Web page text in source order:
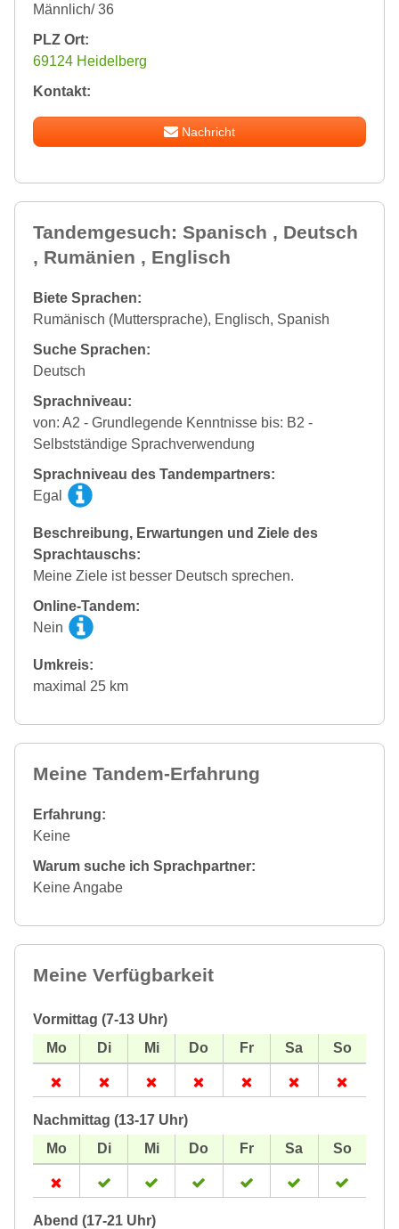
Männlich/ 36
PLZ Ort:
69124 Heidelberg
Kontakt:
Nachricht
Tandemgesuch: Spanisch , Deutsch
, Rumänien , Englisch
Biete Sprachen:
Rumänisch (Muttersprache), Englisch, Spanish
Suche Sprachen:
Deutsch
Sprachniveau:
von: A2 - Grundlegende Kenntnisse bis: B2 -
Selbstständige Sprachverwendung
Sprachniveau des Tandempartners:
Egal
Beschreibung, Erwartungen und Ziele des
Sprachtauschs:
Meine Ziele ist besser Deutsch sprechen.
Online-Tandem:
Nein
Umkreis:
maximal 25 km
Meine Tandem-Erfahrung
Erfahrung:
Keine
Warum suche ich Sprachpartner:
Keine Angabe
Meine Verfügbarkeit
Vormittag (7-13 Uhr)
Nachmittag (13-17 Uhr)
Abend (17-21 Uhr)